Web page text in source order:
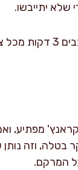
יתייבשו.
אפשרות טיגון: מחממים מחבת עם 2 כפות שמן קנולה
קראנץ' מפתיע,
בטלה, וזה
המרקם.